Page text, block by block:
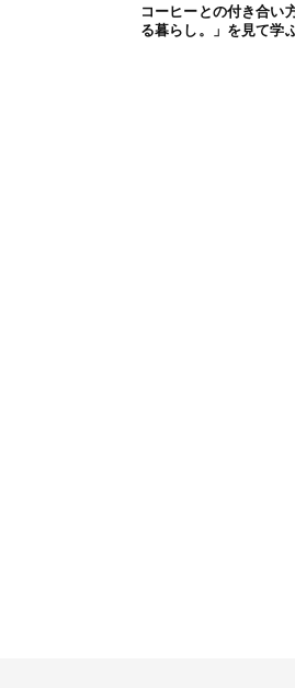
コーヒーとの付き合い
る暮らし。」を見て学